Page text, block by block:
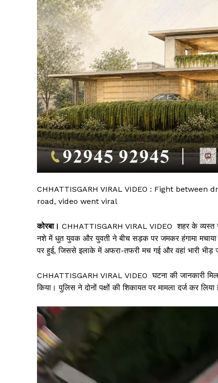
सिर्फ
CHHATTISGARH VIRAL VIDEO : Fight
road, video went viral
कोरबा। CHHATTISGARH VIRAL VIDEO शहर के व्यस्त
नशे में धुत युवक और युवती ने बीच सड़क पर जमकर हंगामा
पर हुई, जिससे इलाके में अफरा-तफरी मच गई और वहां भारी भीड़
CHHATTISGARH VIRAL VIDEO घटना की जानकारी
किया। पुलिस ने दोनों पक्षों की शिकायत पर मामला दर्ज कर लिया
V
i
d
e
o
P